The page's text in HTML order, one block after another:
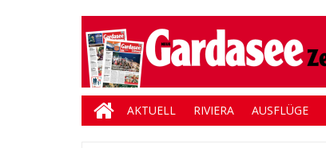
AKTUELL RIVIERA AUSFLÜGE